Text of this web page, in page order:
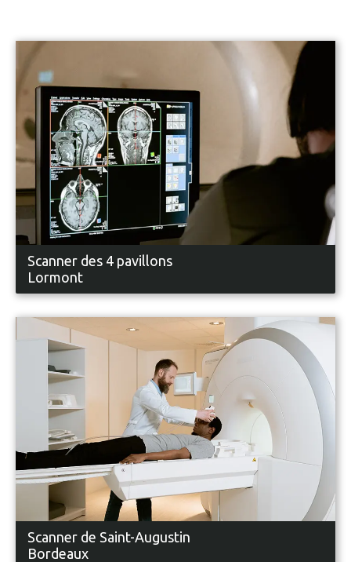
Scanner des 4 pavillons
Lormont
Scanner de Saint-Augustin
Bordeaux